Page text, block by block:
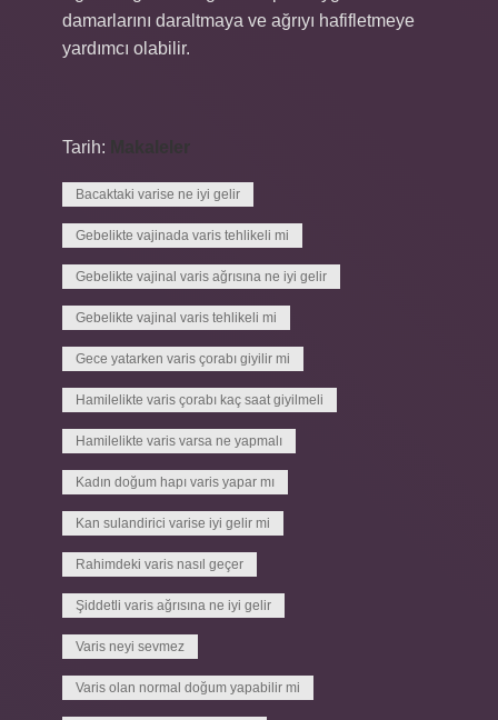
damarlarını daraltmaya ve ağrıyı hafifletmeye
yardımcı olabilir.
Tarih:
Bacaktaki varise ne iyi gelir
Gebelikte vajinada varis tehlikeli mi
Gebelikte vajinal varis ağrısına ne iyi gelir
Gebelikte vajinal varis tehlikeli mi
Gece yatarken varis çorabı giyilir mi
Hamilelikte varis çorabı kaç saat giyilmeli
Hamilelikte varis varsa ne yapmalı
Kadın doğum hapı varis yapar mı
Kan sulandirici varise iyi gelir mi
Rahimdeki varis nasıl geçer
Şiddetli varis ağrısına ne iyi gelir
Varis neyi sevmez
Varis olan normal doğum yapabilir mi